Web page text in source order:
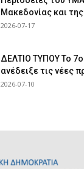
Μακεδονίας και
2026-07-17
ΔΕΛΤΙΟ ΤΥΠΟΥ Το
ανέδειξε τις νέες
2026-07-10